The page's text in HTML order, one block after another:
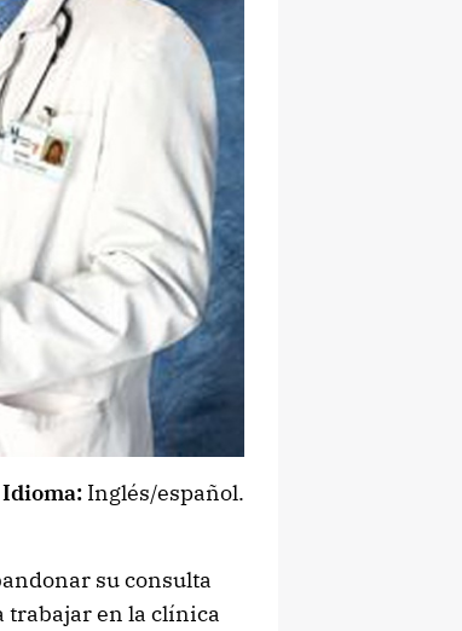
Idioma:Inglés/español.
su consulta
trabajar en la clínica